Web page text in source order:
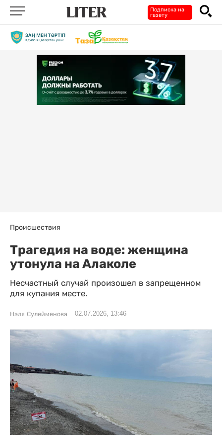
Подписка на
газету
Происшествия
Трагедия на воде: женщина
утонула на Алаколе
Несчастный случай произошел в запрещенном
для купания месте.
Нэля Сулейменова 02.07.2026, 13:46